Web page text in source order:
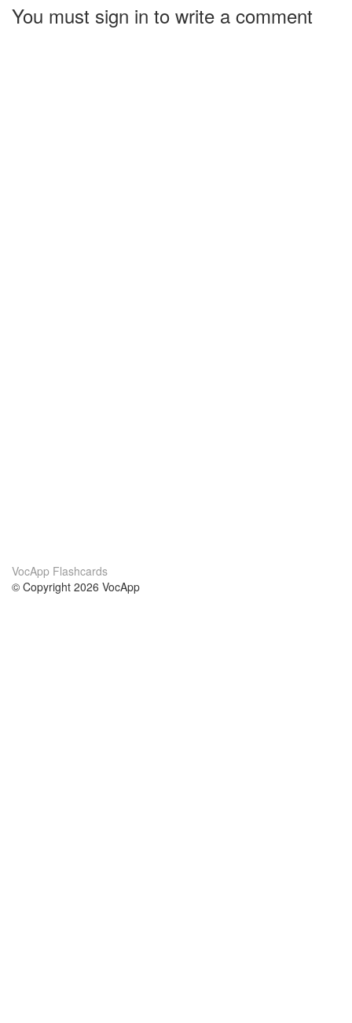
You must sign in to write a comment
VocApp Flashcards
© Copyright 2026 VocApp